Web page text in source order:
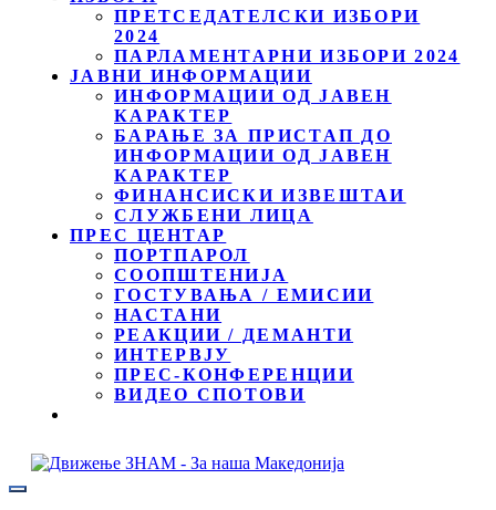
ПРЕТСЕДАТЕЛСКИ ИЗБОРИ
2024
ПАРЛАМЕНТАРНИ ИЗБОРИ 2024
ЈАВНИ ИНФОРМАЦИИ
ИНФОРМАЦИИ ОД ЈАВЕН
КАРАКТЕР
БАРАЊЕ ЗА ПРИСТАП ДО
ИНФОРМАЦИИ ОД ЈАВЕН
КАРАКТЕР
ФИНАНСИСКИ ИЗВЕШТАИ
СЛУЖБЕНИ ЛИЦА
ПРЕС ЦЕНТАР
ПОРТПАРОЛ
СООПШТЕНИЈА
ГОСТУВАЊА / ЕМИСИИ
НАСТАНИ
РЕАКЦИИ / ДЕМАНТИ
ИНТЕРВЈУ
ПРЕС-КОНФЕРЕНЦИИ
ВИДЕО СПОТОВИ